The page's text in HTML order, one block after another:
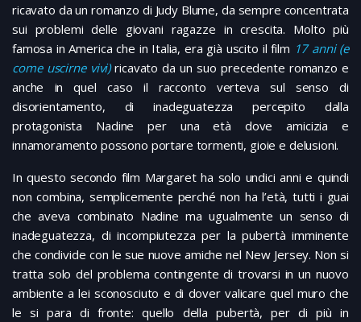
ricavato da un romanzo di Judy Blume, da sempre concentrata
sui problemi delle giovani ragazze in crescita. Molto più
famosa in America che in Italia, era già uscito il film 17 anni (e
come uscirne vivi)ricavato da un suo precedente romanzo e
anche in quel caso il racconto verteva sul senso di
disorientamento, di inadeguatezza percepito dalla
protagonista Nadine per una età dove amicizia e
innamoramento possono portare tormenti, gioie e delusioni.
In questo secondo film Margaret ha solo undici anni e quindi
non combina, semplicemente perché non ha l’età, tutti i guai
che aveva combinato Nadine ma ugualmente un senso di
inadeguatezza, di incompiutezza per la pubertà imminente
che condivide con le sue nuove amiche nel New Jersey. Non si
tratta solo del problema contingente di trovarsi in un nuovo
ambiente a lei sconosciuto e di dover valicare quel muro che
le si para di fronte: quello della pubertà, per di più in